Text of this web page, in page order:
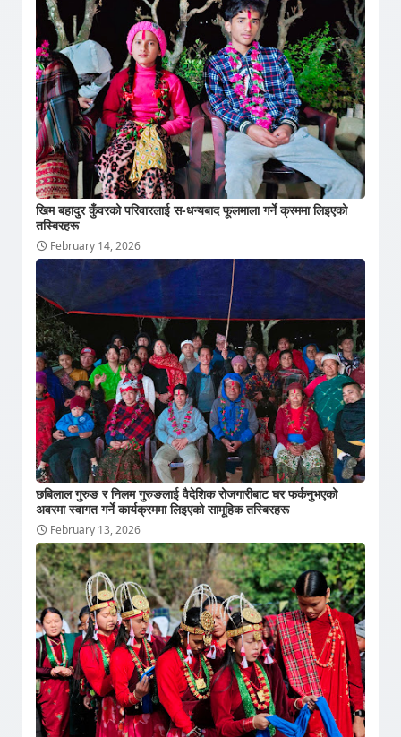
खिम बहादुर कुँवरको परिवारलाई स-धन्यबाद फूलमाला गर्ने क्रममा लिइएको
तस्बिरहरू
February 14, 2026
छबिलाल गुरुङ र निलम गुरुङलाई वैदेशिक रोजगारीबाट घर फर्कनुभएको
अवरमा स्वागत गर्ने कार्यक्रममा लिइएको सामूहिक तस्बिरहरू
February 13, 2026